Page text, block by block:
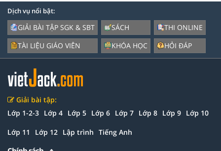
Dịch vụ nổi bật:
GIẢI BÀI TẬP SGK & SBT
TÀI LIỆU GIÁO VIÊN
SÁCH
KHÓA HỌC
THI ONLINE
HỎI ĐÁP
Giải bài tập:
Lớp 1-2-3 Lớp 4 Lớp 5 Lớp 6 Lớp 7 Lớp 8 Lớp 9 Lớp 10
Lớp 11 Lớp 12 Lập trình Tiếng Anh